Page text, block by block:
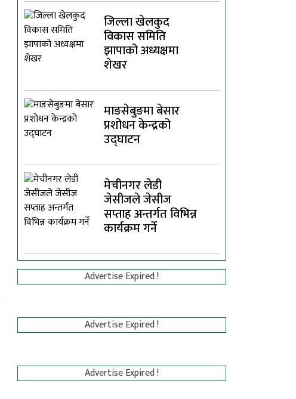
जिल्ला खेलकुद
विकास समिति
झापाको अध्यक्षमा
शेखर
माङसेबुङमा बेसार
प्रशोधन केन्द्रको
उद्घाटन
मेचीनगर लेडी
जेसीजले जेसीज
सप्ताह अन्तर्गत विभिन्न
कार्यक्रम गर्ने
Advertise Expired !
Advertise Expired !
Advertise Expired !